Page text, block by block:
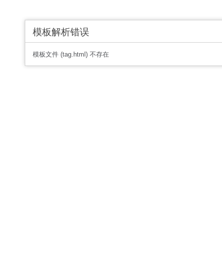
模板解析错误
模板文件 (tag.html) 不存在